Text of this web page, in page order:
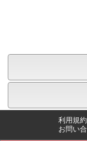
利用規約
お問い